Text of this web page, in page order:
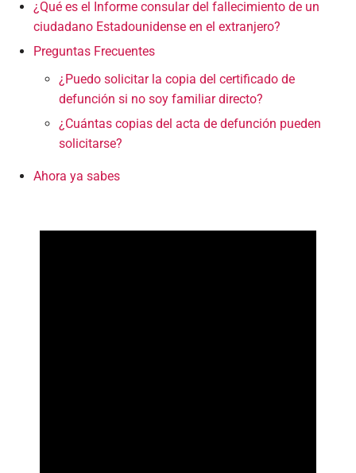
¿Qué es el Informe consular del fallecimiento de un
ciudadano Estadounidense en el extranjero?
Preguntas Frecuentes
¿Puedo solicitar la copia del certificado de
defunción si no soy familiar directo?
¿Cuántas copias del acta de defunción pueden
solicitarse?
Ahora ya sabes